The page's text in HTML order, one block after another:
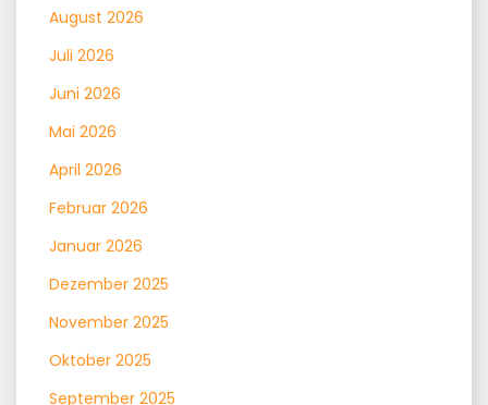
August 2026
Juli 2026
Juni 2026
Mai 2026
April 2026
Februar 2026
Januar 2026
Dezember 2025
November 2025
Oktober 2025
September 2025